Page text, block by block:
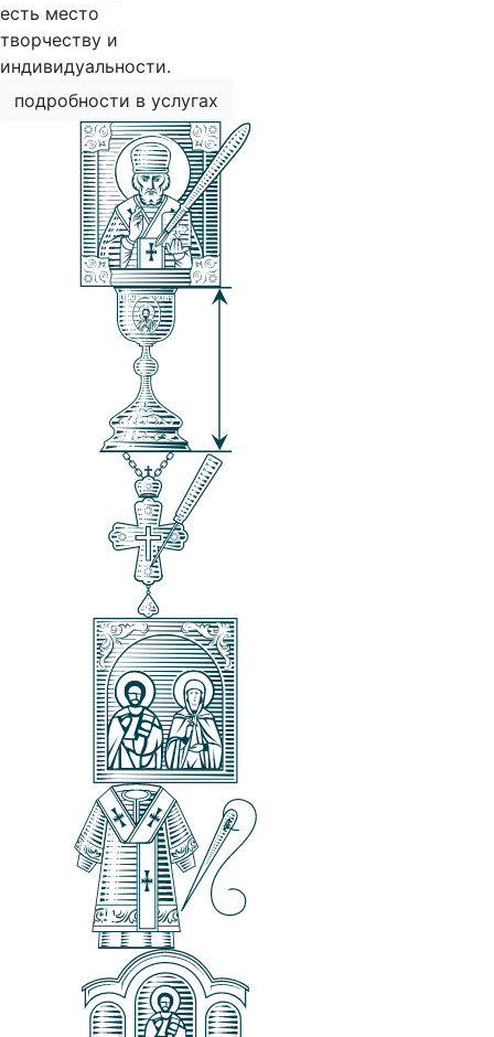
есть место
творчеству и
индивидуальности.
подробности в услугах